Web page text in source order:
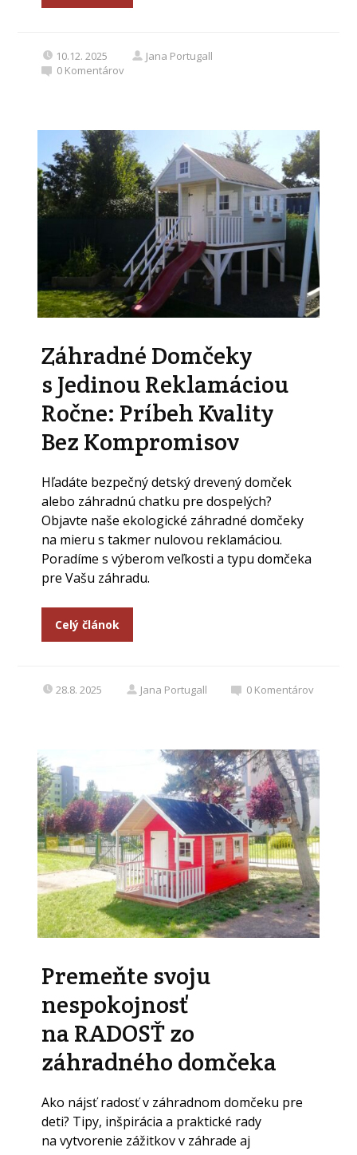
10.12. 2025
Jana Portugall
0 Komentárov
Záhradné Domčeky
s Jedinou Reklamáciou
Ročne: Príbeh Kvality
Bez Kompromisov
Hľadáte bezpečný detský drevený domček
alebo záhradnú chatku pre dospelých?
Objavte naše ekologické záhradné domčeky
na mieru s takmer nulovou reklamáciou.
Poradíme s výberom veľkosti a typu domčeka
pre Vašu záhradu.
Celý článok
28.8. 2025 Jana Portugall 0 Komentárov
Premeňte svoju
nespokojnosť
na RADOSŤ zo
záhradného domčeka
Ako nájsť radosť v záhradnom domčeku pre
deti? Tipy, inšpirácia a praktické rady
na vytvorenie zážitkov v záhrade aj